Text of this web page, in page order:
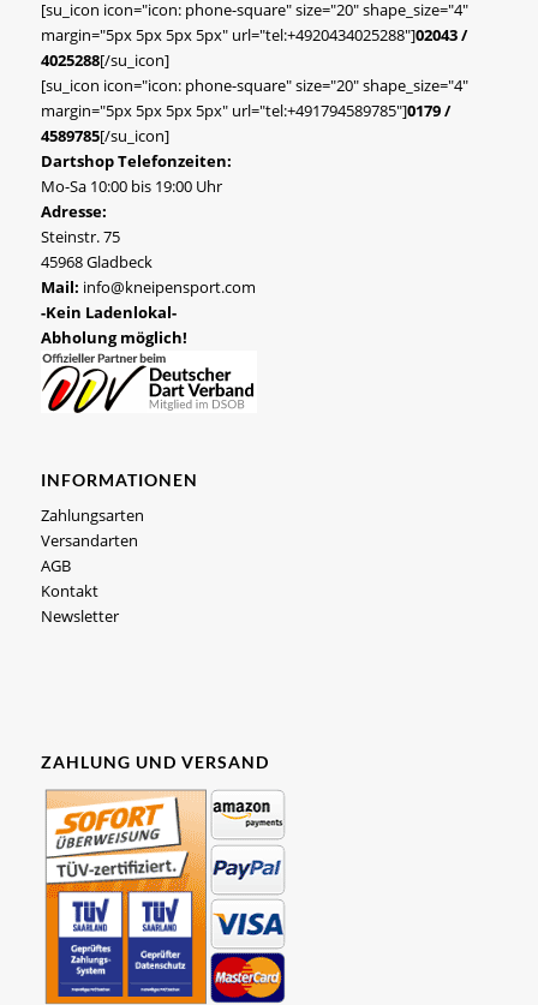
[su_icon icon="icon: phone-square" size="20" shape_size="4"
margin="5px 5px 5px 5px" url="tel:+4920434025288"]02043 /
4025288[/su_icon]
[su_icon icon="icon: phone-square" size="20" shape_size="4"
margin="5px 5px 5px 5px" url="tel:+491794589785"]0179 /
4589785[/su_icon]
Dartshop Telefonzeiten:
Mo-Sa 10:00 bis 19:00 Uhr
Adresse:
Steinstr. 75
45968 Gladbeck
Mail: info@kneipensport.com
-Kein Ladenlokal-
Abholung möglich!
INFORMATIONEN
Zahlungsarten
Versandarten
AGB
Kontakt
Newsletter
ZAHLUNG UND VERSAND